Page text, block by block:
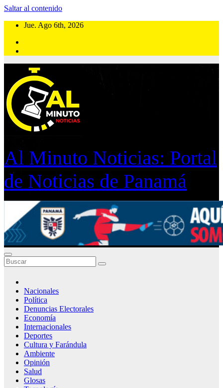
Saltar al contenido
Jue. Ago 6th, 2026
Al Minuto Noticias: Portal
de Noticias de Panamá
Nacionales
Política
Denuncias Electorales
Economía
Internacionales
Deportes
Cultura y Farándula
Ambiente
Opinión
Salud
Glosas